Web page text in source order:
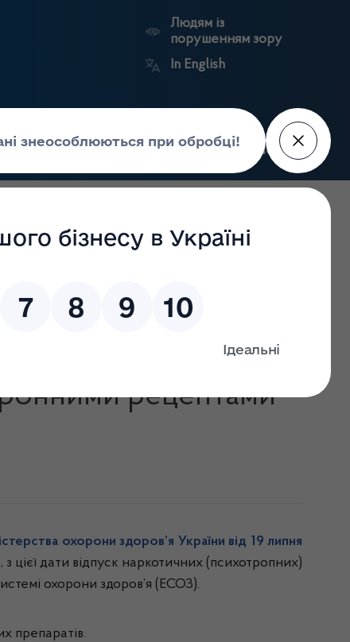
Людям із
порушенням зору
In English
центр Пошук
нагляд
реєстри
портал
Держлікслужби
здійснюватиметься за електронними рецептами
(психотропних)
рецептами
охорони здоров’я України від 19 липня
цієї дати відпуск наркотичних (психотропних)
охорони здоров’я (ЕСОЗ).
препаратів.